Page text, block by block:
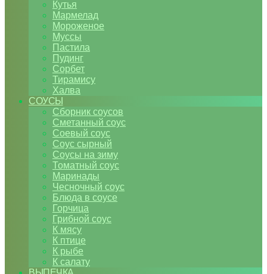
Кутья
Мармелад
Мороженое
Муссы
Пастила
Пудинг
Сорбет
Тирамису
Халва
СОУСЫ
Сборник соусов
Сметанный соус
Соевый соус
Соус сырный
Соусы на зиму
Томатный соус
Маринады
Чесночный соус
Блюда в соусе
Горчица
Грибной соус
К мясу
К птице
К рыбе
К салату